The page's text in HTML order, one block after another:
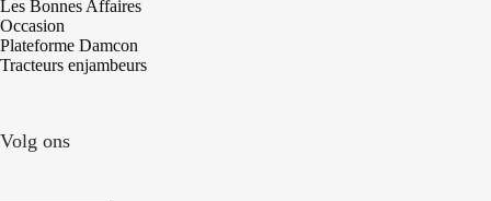
Les Bonnes Affaires
Occasion
Plateforme Damcon
Tracteurs enjambeurs
Volg ons